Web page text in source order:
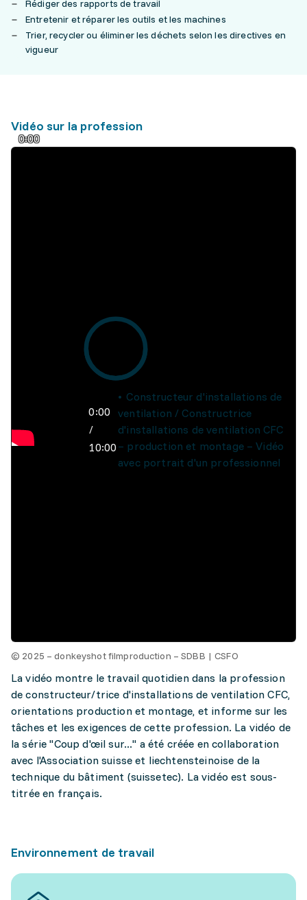
Rédiger des rapports de travail
Entretenir et réparer les outils et les machines
Trier, recycler ou éliminer les déchets selon les directives en
vigueur
Vidéo sur la profession
0:00
0:00
/
10:00
Constructeur d'installations de
ventilation / Constructrice
d'installations de ventilation CFC
– production et montage – Vidéo
avec portrait d'un professionnel
© 2025 – donkeyshot filmproduction – SDBB | CSFO
La vidéo montre le travail quotidien dans la profession
de constructeur/trice d'installations de ventilation CFC,
orientations production et montage, et informe sur les
tâches et les exigences de cette profession. La vidéo de
la série "Coup d'œil sur..." a été créée en collaboration
avec l'Association suisse et liechtensteinoise de la
technique du bâtiment (suissetec). La vidéo est sous-
titrée en français.
Environnement de travail